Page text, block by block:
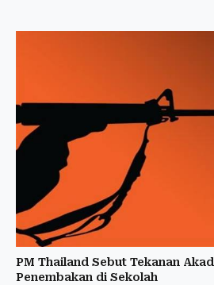
PM Thailand Sebut Tekanan
Penembakan di Sekolah